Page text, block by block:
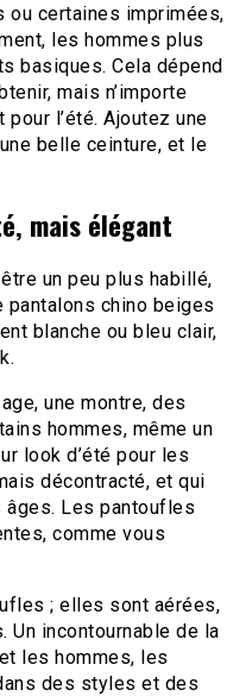
ou certaines imprimées,
les hommes plus
basiques. Cela dépend
mais n’importe
l’été. Ajoutez une
belle ceinture, et le
mais élégant
un peu plus habillé,
chino beiges
blanche ou bleu clair,
une montre, des
hommes, même un
look d’été pour les
décontracté, et qui
âges. Les pantoufles
comme vous
; elles sont aérées,
incontournable de la
les hommes, les
des styles et des